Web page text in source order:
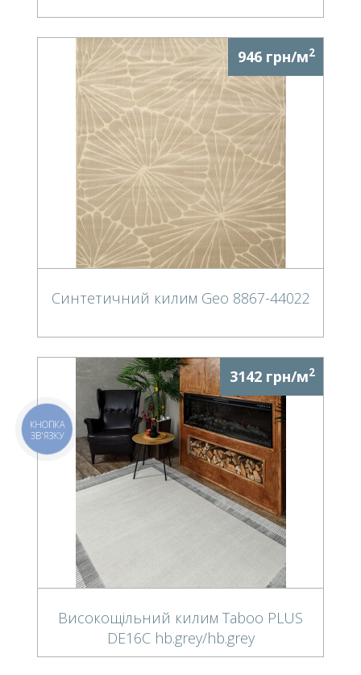
946 грн/м2
Синтетичний килим Geo 8867-44022
3142 грн/м2
Високощільний килим Taboo PLUS
DE16C hb.grey/hb.grey
КНОПКА
ЗВ'ЯЗКУ